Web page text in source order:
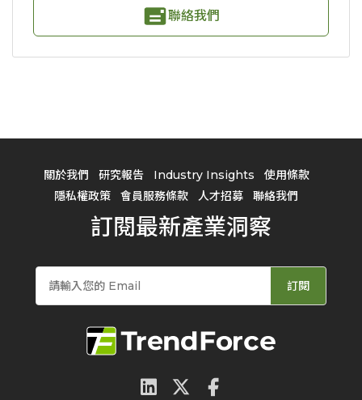
聯絡我們
關於我們 研究報告 Industry Insights
使用條款
隱私權政策
會員服務條款 人才招募 聯絡我們
訂閱最新產業洞察
訂閱